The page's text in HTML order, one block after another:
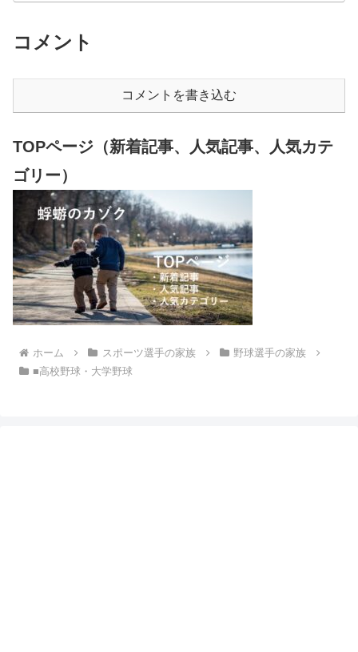
コメント
コメントを書き込む
TOPページ（新着記事、人気記事、人気カテ
ゴリー）
ホーム スポーツ選手の家族
野球選手の家族
■高校野球・大学野球